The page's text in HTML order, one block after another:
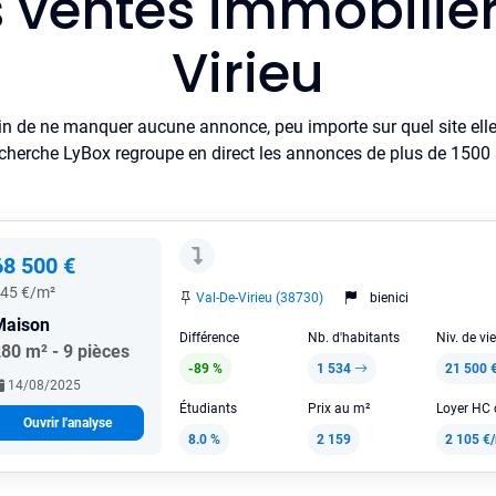
Virieu
de ne manquer aucune annonce, peu importe sur quel site
LyBox regroupe en direct les annonces de plus de
500 €
€/m²
m² - 9 pièces
14/08/2025
Ouvrir l'analyse
Val-De-Virieu (38730) bienici
Différence
-89 %
Nb. d'habitants
1 534
Niv. de
21 500
Étudiants
8.0 %
Prix au m²
2 159
2 105